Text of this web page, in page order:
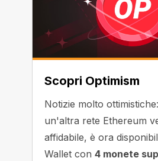
Scopri Optimism
Notizie molto ottimistiche:
un'altra rete Ethereum
affidabile, è ora
Wallet con 4 monete